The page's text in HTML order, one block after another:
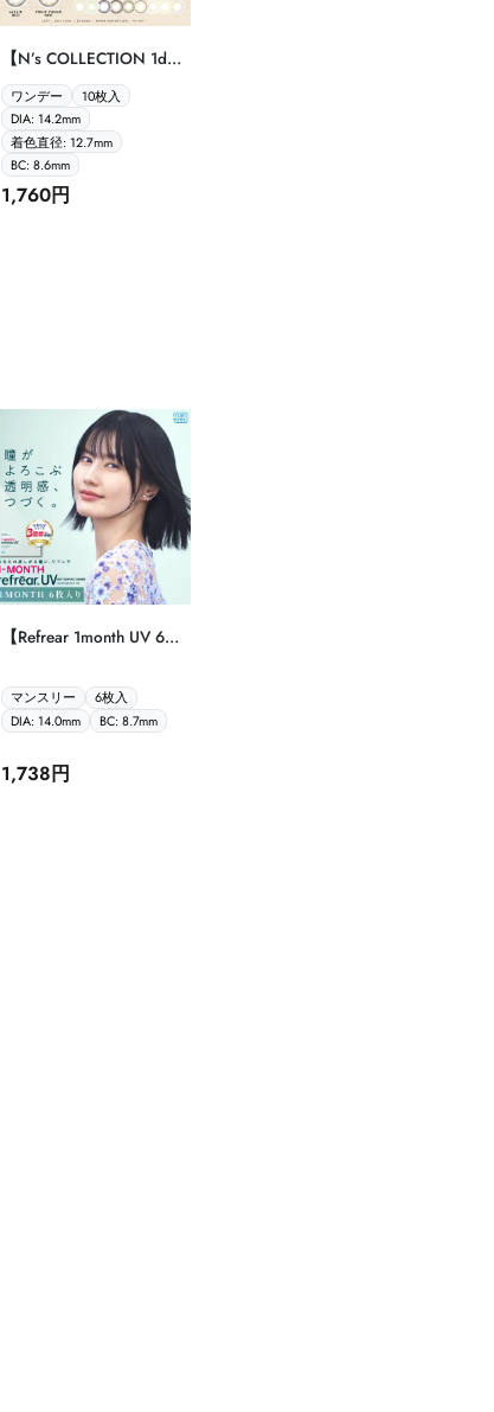
【N’s COLLECTION 1day
10P】
ワンデー
10枚入
DIA: 14.2mm
着色直径: 12.7mm
BC: 8.6mm
1,760円
【Refrear 1month UV 6枚
マンスリー
6枚入
DIA: 14.0mm
BC: 8.7mm
1,738円